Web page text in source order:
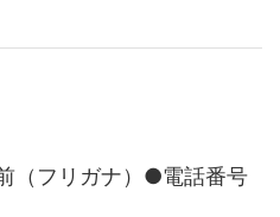
フリガナ）●電話番号